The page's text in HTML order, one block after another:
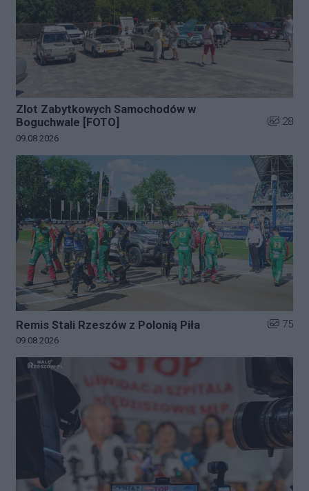
Zlot Zabytkowych Samochodów w
Boguchwale [FOTO]
Liczba
28
Data dodania galerii:
09.08.2026
Remis Stali Rzeszów z Polonią Piła Liczba
75
Data dodania galerii:
09.08.2026